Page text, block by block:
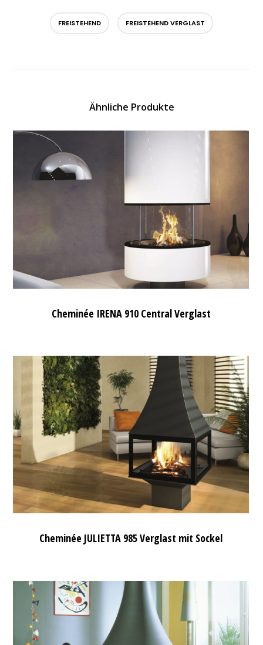
FREISTEHEND FREISTEHEND VERGLAST
Ähnliche Produkte
Cheminée IRENA 910 Central Verglast
Cheminée JULIETTA 985 Verglast mit Sockel